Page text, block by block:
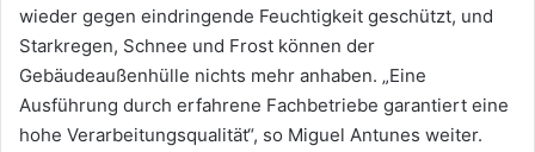
wieder gegen eindringende Feuchtigkeit geschützt, und
Starkregen, Schnee und Frost können der
Gebäudeaußenhülle nichts mehr anhaben. „Eine
Ausführung durch erfahrene Fachbetriebe garantiert eine
hohe Verarbeitungsqualität“, so Miguel Antunes weiter.